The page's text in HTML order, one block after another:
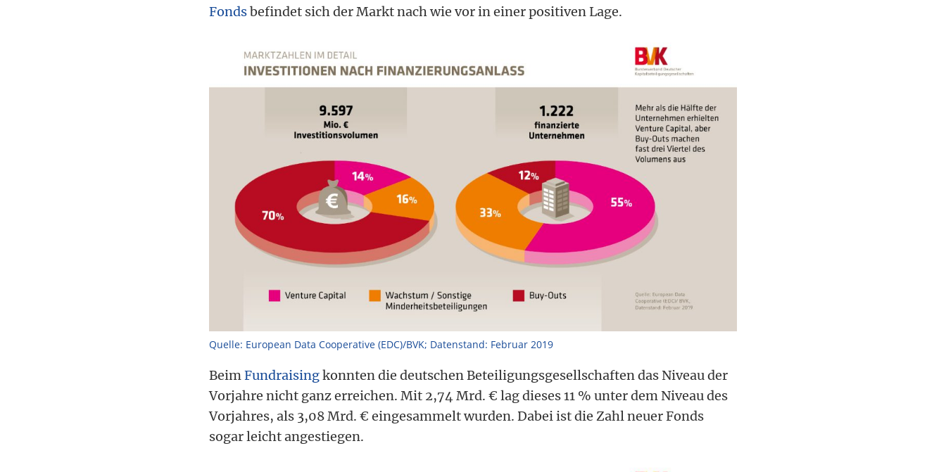
Fondsbefindet sich der Markt nach wie vor in einer positiven Lage.
Quelle: European Data Cooperative (EDC)/BVK; Datenstand: Februar 2019
Beim Fundraisingkonnten die deutschen Beteiligungsgesellschaften das Niveau der
Vorjahre nicht ganz erreichen. Mit 2,74 Mrd. € lag dieses 11 % unter dem Niveau des
Vorjahres, als 3,08 Mrd. € eingesammelt wurden. Dabei ist die Zahl neuer Fonds
sogar leicht angestiegen.